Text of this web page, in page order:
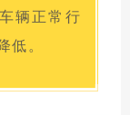
辆正常行
低。